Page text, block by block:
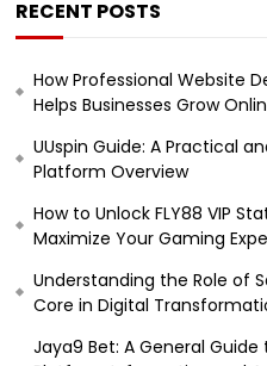
RECENT POSTS
How Professional Website
Helps Businesses Grow
UUspin Guide: A Practical
Platform Overview
How to Unlock FLY88 VIP
Maximize Your Gaming
Understanding the Role of
Core in Digital
Jaya9 Bet: A General Guide